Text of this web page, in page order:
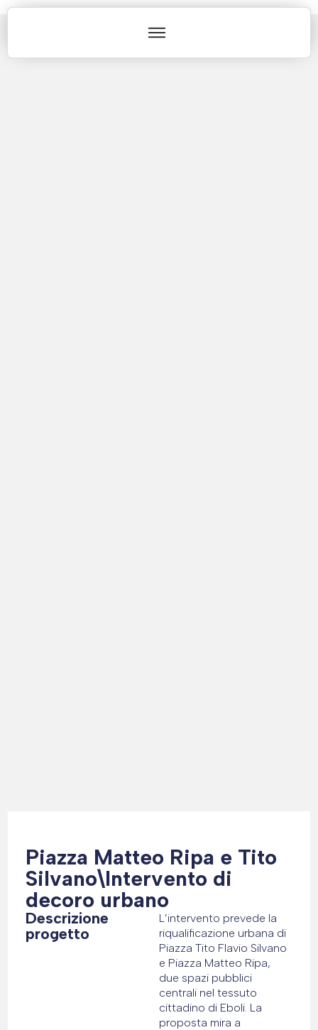
Piazza Matteo Ripa e Tito
Silvano\Intervento di
decoro urbano
Descrizione
progetto
L’intervento prevede la
riqualificazione urbana di
Piazza Tito Flavio Silvano
e Piazza Matteo Ripa,
due spazi pubblici
centrali nel tessuto
cittadino di Eboli. La
proposta mira a